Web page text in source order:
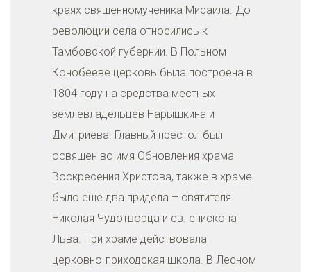
краях священномученика Мисаила. До
революции села относились к
Тамбовской губернии. В Польном
Конобееве церковь была построена в
1804 году на средства местных
землевладельцев Нарышкина и
Дмитриева. Главный престол был
освящен во имя Обновления храма
Воскресения Христова, также в храме
было еще два придела – святителя
Николая Чудотворца и св. епископа
Льва. При храме действовала
церковно-приходская школа. В Лесном